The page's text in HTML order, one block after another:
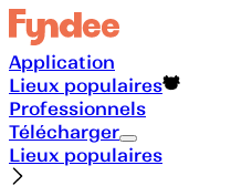
Application
Lieux populaires
Professionnels
Télécharger
Lieux populaires